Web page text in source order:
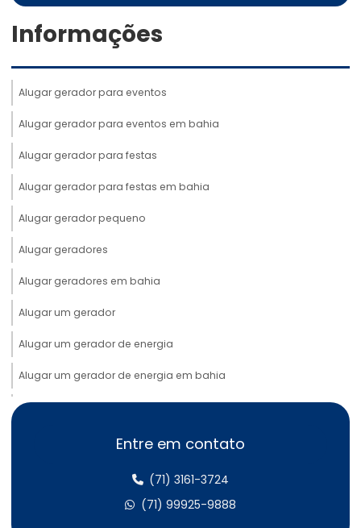
Informações
Alugar gerador para eventos
Alugar gerador para eventos em bahia
Alugar gerador para festas
Alugar gerador para festas em bahia
Alugar gerador pequeno
Alugar geradores
Alugar geradores em bahia
Alugar um gerador
Alugar um gerador de energia
Alugar um gerador de energia em bahia
Aluguel de cabos elétricos
Aluguel de cabos elétricos em bahia
Aluguel de gerador 100 kva em bahia
Entre em contato
(71) 3161-3724
(71) 99925-9888